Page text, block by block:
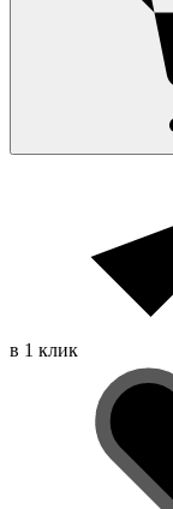
в 1 клик